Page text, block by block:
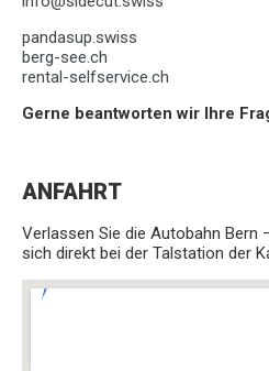
pandasup.swiss
berg-see.ch
rental-selfservice.ch
Gerne beantworten wir Ihre
ANFAHRT
Verlassen Sie die Autobahn Bern
sich direkt bei der Talstation der